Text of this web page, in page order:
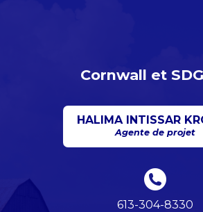
Cornwall et
HALIMA INTISSAR
Agente de projet
613-304-8330